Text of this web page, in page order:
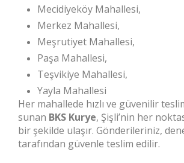
Mecidiyeköy Mahallesi,
Merkez Mahallesi,
Meşrutiyet Mahallesi,
Paşa Mahallesi,
Teşvikiye Mahallesi,
Yayla Mahallesi
Her mahallede hızlı ve güvenilir
sunan BKS Kurye, Şişli’nin her
bir şekilde ulaşır. Gönderileriniz,
tarafından güvenle teslim edilir.